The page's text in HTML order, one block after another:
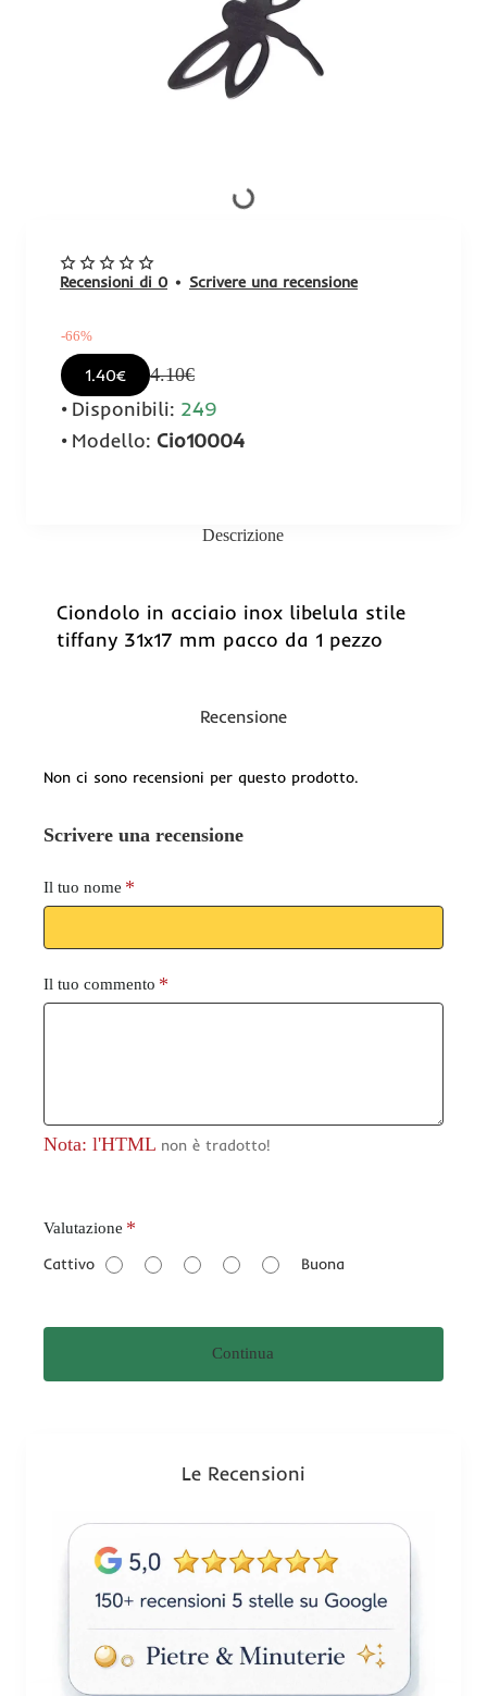
-66%
Recensioni di 0 • Scrivere una recensione
-66%
1.40€ 4.10€
Disponibili: 249
Modello: Cio10004
Descrizione
Ciondolo in acciaio inox libelula stile
tiffany 31x17 mm pacco da 1 pezzo
Recensione
Non ci sono recensioni per questo prodotto.
Scrivere una recensione
Il tuo nome
Il tuo commento
Nota: l'HTML non è tradotto!
V
l
t
z
Valutazione
Cattivo Buona
Continua
Le Recensioni